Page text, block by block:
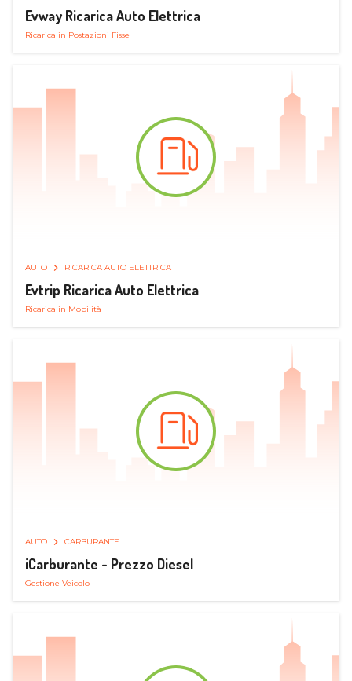
Evway Ricarica Auto Elettrica
Ricarica in Postazioni Fisse
AUTO RICARICA AUTO ELETTRICA
Evtrip Ricarica Auto Elettrica
Ricarica in Mobilità
AUTO CARBURANTE
iCarburante - Prezzo Diesel
Gestione Veicolo